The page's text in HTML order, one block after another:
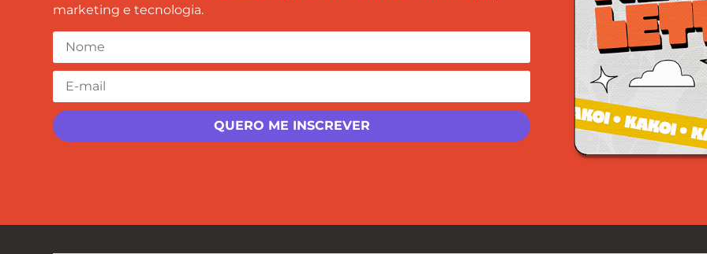
marketing e tecnologia.